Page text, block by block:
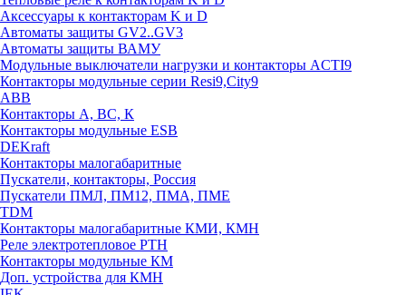
Аксессуары к контакторам K и D
Автоматы защиты GV2..GV3
Автоматы защиты ВАМУ
Модульные выключатели нагрузки и контакторы ACTI9
Контакторы модульные серии Resi9,City9
ABB
Контакторы А, ВС, К
Контакторы модульные ESB
DEKraft
Контакторы малогабаритные
Пускатели, контакторы, Россия
Пускатели ПМЛ, ПМ12, ПМА, ПМЕ
TDM
Контакторы малогабаритные КМИ, КМН
Реле электротепловое РТН
Контакторы модульные КМ
Доп. устройства для КМН